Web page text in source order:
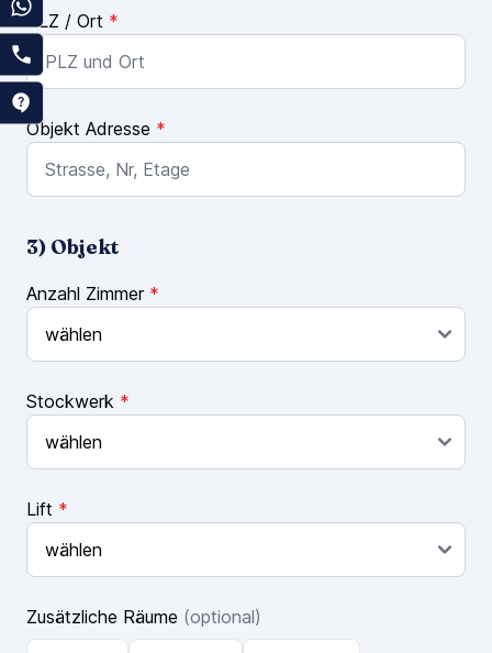
PLZ / Ort *
Objekt Adresse *
3) Objekt
Anzahl Zimmer *
Stockwerk *
Lift *
Zusätzliche Räume (optional)